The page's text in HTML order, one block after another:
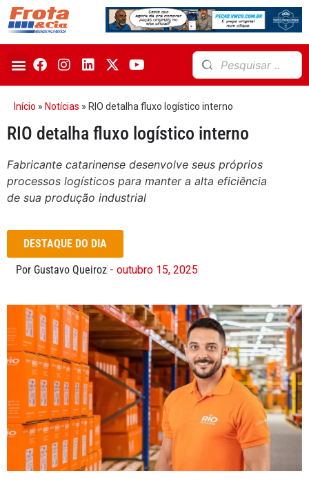
Início » Notícias » RIO detalha fluxo logístico interno
RIO detalha fluxo logístico interno
Fabricante catarinense desenvolve seus próprios
processos logísticos para manter a alta eficiência
de sua produção industrial
DESTAQUE DO DIA
Por Gustavo Queiroz - outubro 15, 2025